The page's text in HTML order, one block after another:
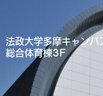
法政大学多摩キャンパ
総合体育棟3F